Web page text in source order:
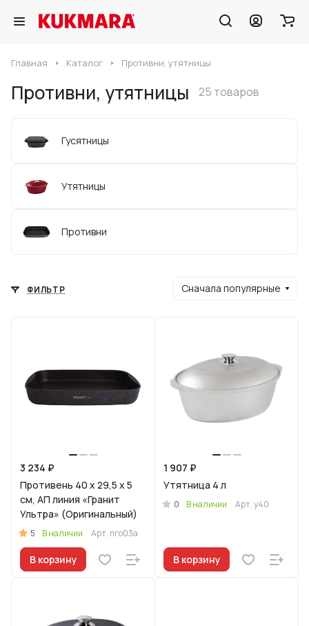
Главная Каталог Противни, утятницы
Противни, утятницы 25 товаров
Гусятницы
Утятницы
Противни
ФИЛЬТР Сначала популярные
3 234 ₽
Противень 40 x 29,5 x 5
см, АП линия «Гранит
Ультра» (Оригинальный)
5 В наличии Арт. пго03а
В корзину
1 907 ₽
Утятница 4 л
0 В наличии Арт.у40
В корзину